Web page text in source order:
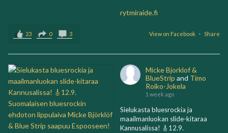
rytmiraide.fi
View on Facebook · Share
23 0 3
Micke Bjorklof &
BlueStrip and Timo
Roiko-Jokela
1 week ago
Sielukasta bluesrockia ja
maailmanluokan slide-kitaraa
Kannusalissa! 🎸12.9.